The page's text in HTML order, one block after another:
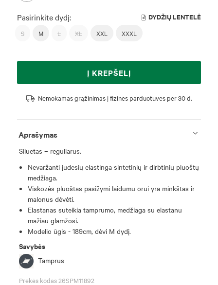
Pasirinkite dydį: DYDŽIŲ LENTELĖ
S M L XL XXL XXXL
Į KREPŠELĮ
Nemokamas grąžinimas į fizines parduotuves per 30 d.
Aprašymas
Siluetas – reguliarus.
Nevaržanti judesių elastinga sintetinių ir dirbtinių pluoštų
medžiaga.
Viskozės pluoštas pasižymi laidumu orui yra minkštas ir
malonus dėvėti.
Elastanas suteikia tamprumo, medžiaga su elastanu
mažiau glamžosi.
Modelio ūgis - 189cm, dėvi M dydį.
Savybės
Tamprus
Prekės kodas 26SPM11892